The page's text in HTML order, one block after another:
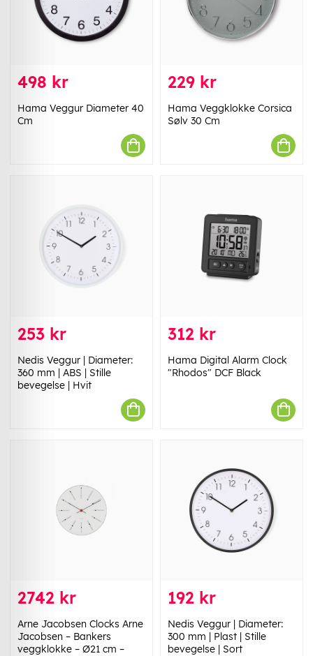
498 kr
Hama Veggur Diameter 40
Cm
229 kr
Hama Veggklokke Corsica
Sølv 30 Cm
253 kr
Nedis Veggur | Diameter:
360 mm | ABS | Stille
bevegelse | Hvit
312 kr
Hama Digital Alarm Clock
"Rhodos" DCF Black
2742 kr
Arne Jacobsen Clocks Arne
Jacobsen – Bankers
veggklokke – Ø21 cm –
192 kr
Nedis Veggur | Diameter:
300 mm | Plast | Stille
bevegelse | Sort